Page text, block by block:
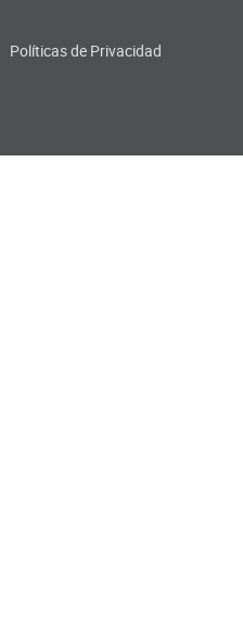
Políticas de Privacidad